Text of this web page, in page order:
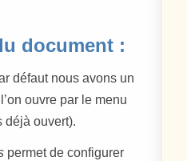
document :
défaut nous avons un
ouvre par le menu
déjà ouvert).
permet de configurer